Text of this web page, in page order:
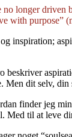
longer
with purpose”
inspiration;
beskriver
Men dit selv,
finder jeg
til at leve